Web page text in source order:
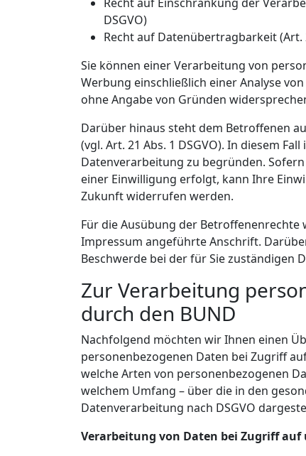
DSGVO)
Recht auf Datenübertragbarkeit (Art.
Sie können einer Verarbeitung von
Werbung einschließlich einer Analyse
ohne Angabe von Gründen
Darüber hinaus steht dem Betroffenen
(vgl. Art. 21 Abs. 1 DSGVO). In diesem
Datenverarbeitung zu begründen.
einer Einwilligung erfolgt, kann Ihre
Zukunft widerrufen werden.
Für die Ausübung der Betroffenenrechte
Impressum angeführte Anschrift.
Beschwerde bei der für Sie zuständigen
Zur Verarbeitung
durch den BUND
Nachfolgend möchten wir Ihnen einen
personenbezogenen Daten bei Zugriff
welche Arten von personenbezogenen
welchem Umfang – über die in den
Datenverarbeitung nach DSGVO
Verarbeitung von Daten bei Zugriff auf